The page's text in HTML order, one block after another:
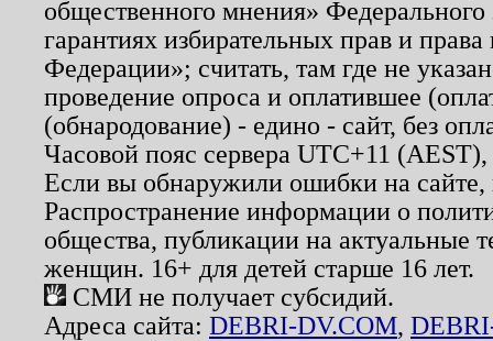
общественного мнения»
гарантиях избирательных прав и
Федерации»; считать, там где не
проведение опроса и оплатившее
(обнародование) - едино - сайт, без
Часовой пояс сервера UTC+11
Если вы обнаружили ошибки на
Распространение информации о
общества, публикации на актуальные
женщин. 16+ для детей старше 16 лет.
СМИ не получает субсидий.
Адреса сайта: DEBRI-DV.COM,